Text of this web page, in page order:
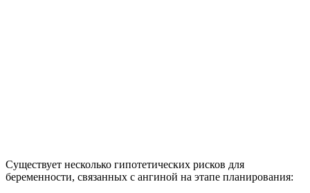
Существует несколько гипотетических рисков для
беременности, связанных с ангиной на этапе планирования: